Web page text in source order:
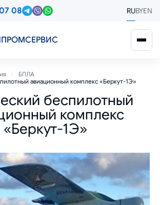
08 RUBYEN
БПЛА
авиационный комплекс «Беркут-1Э»
беспилотный
комплекс
«Беркут-1Э»